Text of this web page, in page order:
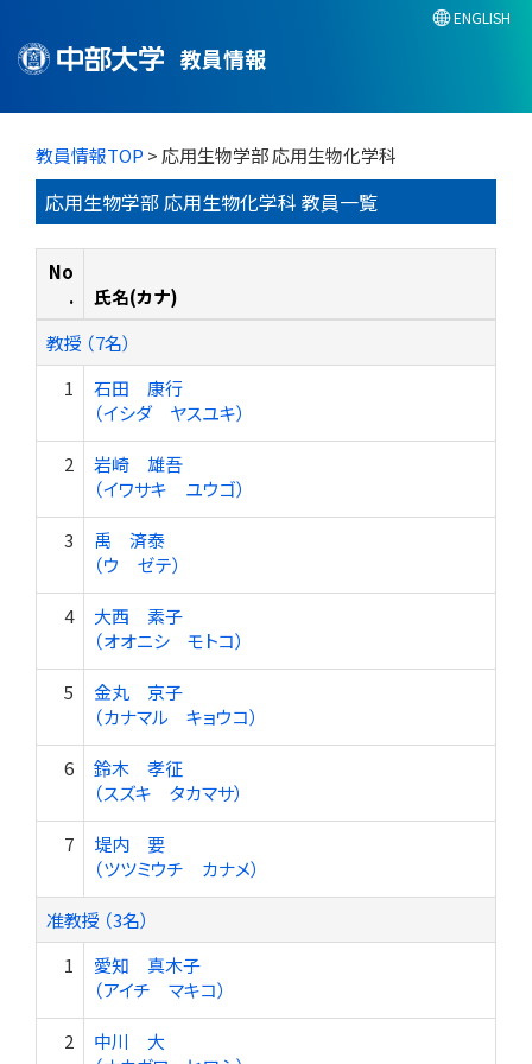
教員情報
ENGLISH
教員情報TOP > 応用生物学部 応用生物化学科
応用生物学部 応用生物化学科 教員一覧
No
.
氏名(カナ)
教授 （7名）
1
石田 康行
（イシダ ヤスユキ）
2
岩崎 雄吾
（イワサキ ユウゴ）
3
禹 済泰
（ウ ゼテ）
4
大西 素子
（オオニシ モトコ）
5
金丸 京子
（カナマル キョウコ）
6
鈴木 孝征
（スズキ タカマサ）
7
堤内 要
（ツツミウチ カナメ）
准教授 （3名）
1
愛知 真木子
（アイチ マキコ）
2
中川 大